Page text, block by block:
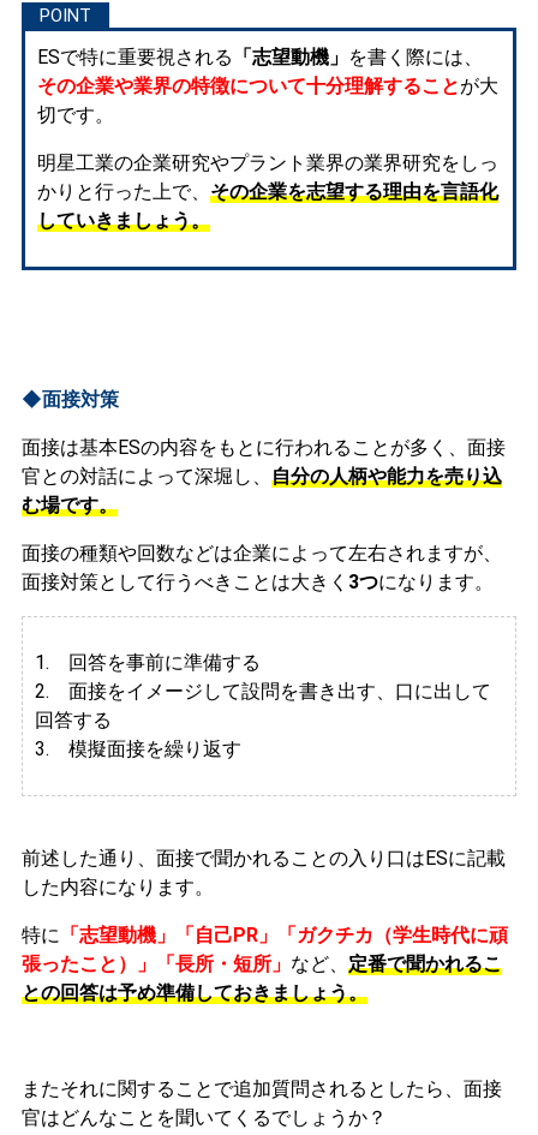
ESで特に重要視される 「志望動機」 を書く際には、
その企業や業界の特徴について十分理解することが大
切です。
明星工業の企業研究やプラント業界の業界研究をしっ
かりと行った上で、 その企業を志望する理由を言語化
していきましょう。
◆面接対策
面接は基本ESの内容をもとに行われることが多く、面接
官との対話によって深堀し、 自分の人柄や能力を売り込
む場です。
面接の種類や回数などは企業によって左右されますが、
面接対策として行うべきことは大きく 3つになります。
1. 回答を事前に準備する
2. 面接をイメージして設問を書き出す、口に出して
回答する
3. 模擬面接を繰り返す
前述した通り、面接で聞かれることの入り口はESに記載
した内容になります。
特に 「志望動機」「自己PR」「ガクチカ（学生時代に頑
張ったこと）」「長所・短所」 など、 定番で聞かれるこ
との回答は予め準備しておきましょう。
またそれに関することで追加質問されるとしたら、面接
官はどんなことを聞いてくるでしょうか？